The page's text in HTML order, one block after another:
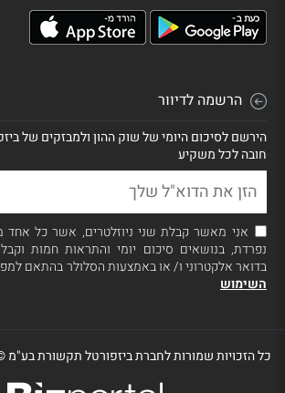
הרשמה לדיוור
הירשם לסיכום היומי של שוק ההון ולמבזקים של
חובה לכל משקיע
אני מאשר קבלת שני ניוזלטרים, אשר כל אחד
נפרדת, בנושאים סיכום יומי והתראות חמות
בדואר אלקטרוני ו/ או באמצעות הסלולר בהתאם
השימוש
כל הזכויות שמורות לחברת ביזפורטל תקשורת בע"מ